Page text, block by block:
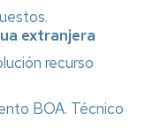
extranjera
recurso
BOA. Técnico